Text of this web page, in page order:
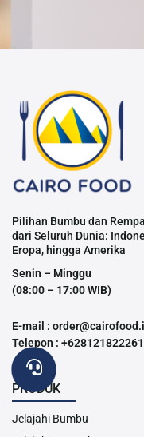
Pilihan Bumbu dan
dari Seluruh Dunia:
Eropa, hingga Amerika
Senin – Minggu
(08:00 – 17:00 WIB)
E-mail :
Telepon :
PRODUK
Jelajahi Bumbu